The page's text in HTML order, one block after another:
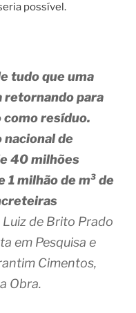
possível.
tudo que uma
retornando para
como resíduo.
nacional de
40 milhões
1 milhão de m³ de
de Brito Prado
em Pesquisa e
Cimentos,
Obra.